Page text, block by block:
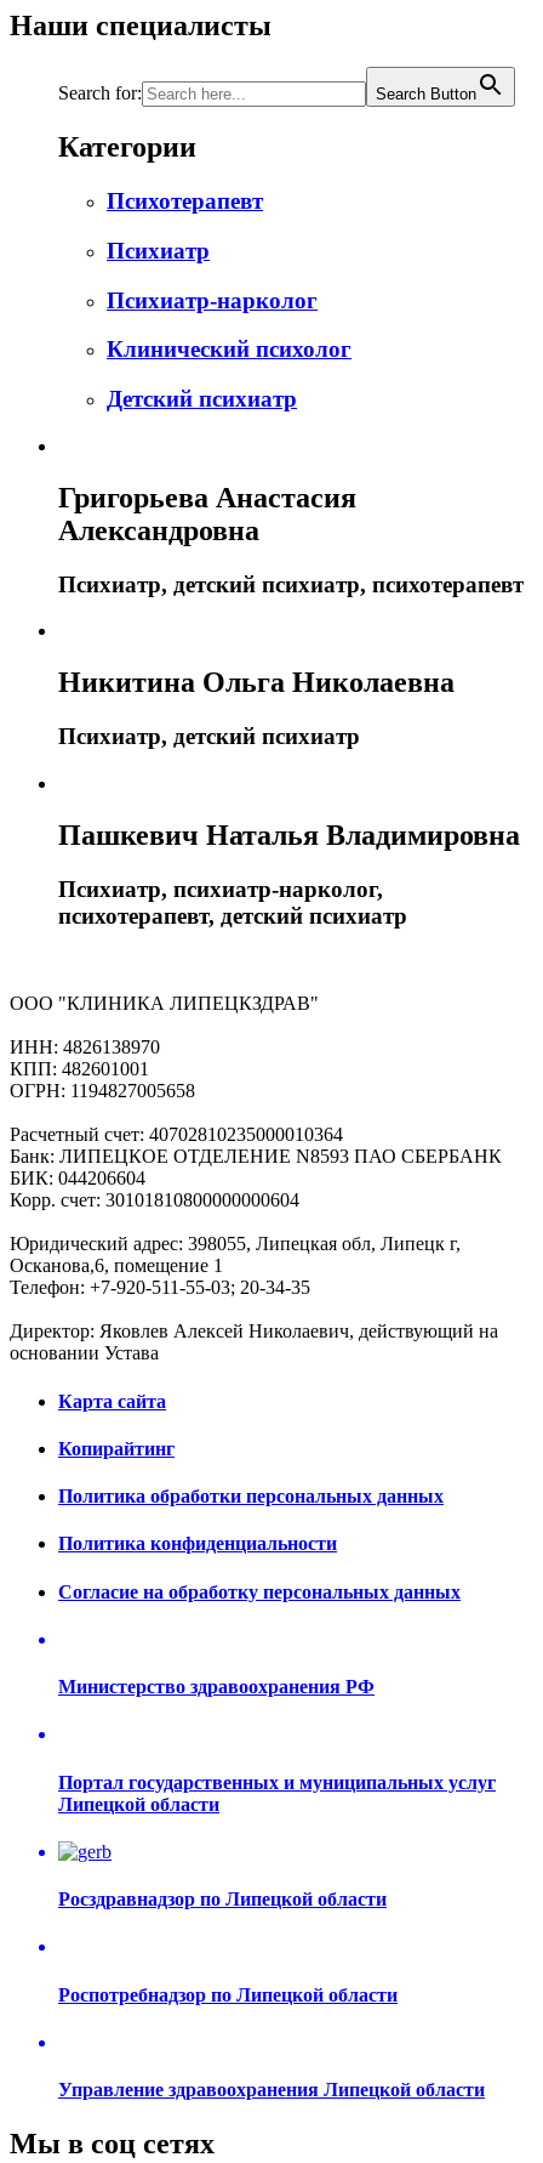
Наши специалисты
Search for: Search Button
Категории
Психотерапевт
Психиатр
Психиатр-нарколог
Клинический психолог
Детский психиатр
Григорьева Анастасия
Александровна
Психиатр, детский психиатр, психотерапевт
Никитина Ольга Николаевна
Психиатр, детский психиатр
Пашкевич Наталья Владимировна
Психиатр, психиатр-нарколог,
психотерапевт, детский психиатр
ООО "КЛИНИКА ЛИПЕЦКЗДРАВ"
ИНН: 4826138970
КПП: 482601001
ОГРН: 1194827005658
Расчетный счет: 40702810235000010364
Банк: ЛИПЕЦКОЕ ОТДЕЛЕНИЕ N8593 ПАО СБЕРБАНК
БИК: 044206604
Корр. счет: 30101810800000000604
Юридический адрес: 398055, Липецкая обл, Липецк г,
Осканова,6, помещение 1
Телефон: +7-920-511-55-03; 20-34-35
Директор: Яковлев Алексей Николаевич, действующий на
основании Устава
Карта сайта
Копирайтинг
Политика обработки персональных данных
Политика конфиденциальности
Согласие на обработку персональных данных
Министерство здравоохранения РФ
Портал государственных и муниципальных услуг
Липецкой области
Росздравнадзор по Липецкой области
Роспотребнадзор по Липецкой области
Управление здравоохранения Липецкой области
Мы в соц сетях